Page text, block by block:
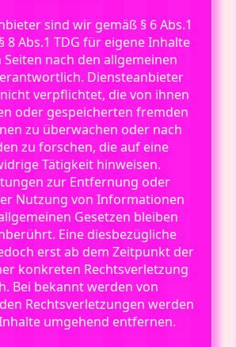
sind wir gemäß § 6 Abs.1
8 Abs.1 TDG für eigene Inhalte
Seiten nach den allgemeinen
Diensteanbieter
verpflichtet, die von ihnen
oder gespeicherten fremden
zu überwachen oder nach
zu forschen, die auf eine
Tätigkeit hinweisen.
zur Entfernung oder
Nutzung von Informationen
Gesetzen bleiben
Eine diesbezügliche
erst ab dem Zeitpunkt der
konkreten Rechtsverletzung
Bei bekannt werden von
Rechtsverletzungen werden
umgehend entfernen.